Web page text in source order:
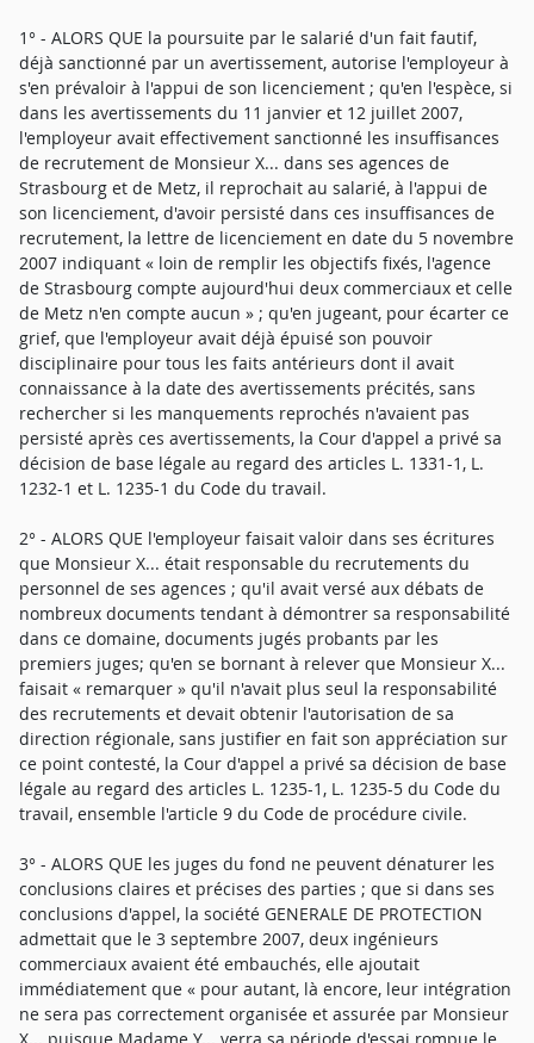
1° - ALORS QUE la poursuite par le salarié d'un fait fautif,
déjà sanctionné par un avertissement, autorise l'employeur à
s'en prévaloir à l'appui de son licenciement ; qu'en l'espèce, si
dans les avertissements du 11 janvier et 12 juillet 2007,
l'employeur avait effectivement sanctionné les insuffisances
de recrutement de Monsieur X... dans ses agences de
Strasbourg et de Metz, il reprochait au salarié, à l'appui de
son licenciement, d'avoir persisté dans ces insuffisances de
recrutement, la lettre de licenciement en date du 5 novembre
2007 indiquant « loin de remplir les objectifs fixés, l'agence
de Strasbourg compte aujourd'hui deux commerciaux et celle
de Metz n'en compte aucun » ; qu'en jugeant, pour écarter ce
grief, que l'employeur avait déjà épuisé son pouvoir
disciplinaire pour tous les faits antérieurs dont il avait
connaissance à la date des avertissements précités, sans
rechercher si les manquements reprochés n'avaient pas
persisté après ces avertissements, la Cour d'appel a privé sa
décision de base légale au regard des articles L. 1331-1, L.
1232-1 et L. 1235-1 du Code du travail.
2° - ALORS QUE l'employeur faisait valoir dans ses écritures
que Monsieur X... était responsable du recrutements du
personnel de ses agences ; qu'il avait versé aux débats de
nombreux documents tendant à démontrer sa responsabilité
dans ce domaine, documents jugés probants par les
premiers juges; qu'en se bornant à relever que Monsieur X...
faisait « remarquer » qu'il n'avait plus seul la responsabilité
des recrutements et devait obtenir l'autorisation de sa
direction régionale, sans justifier en fait son appréciation sur
ce point contesté, la Cour d'appel a privé sa décision de base
légale au regard des articles L. 1235-1, L. 1235-5 du Code du
travail, ensemble l'article 9 du Code de procédure civile.
3° - ALORS QUE les juges du fond ne peuvent dénaturer les
conclusions claires et précises des parties ; que si dans ses
conclusions d'appel, la société GENERALE DE PROTECTION
admettait que le 3 septembre 2007, deux ingénieurs
commerciaux avaient été embauchés, elle ajoutait
immédiatement que « pour autant, là encore, leur intégration
ne sera pas correctement organisée et assurée par Monsieur